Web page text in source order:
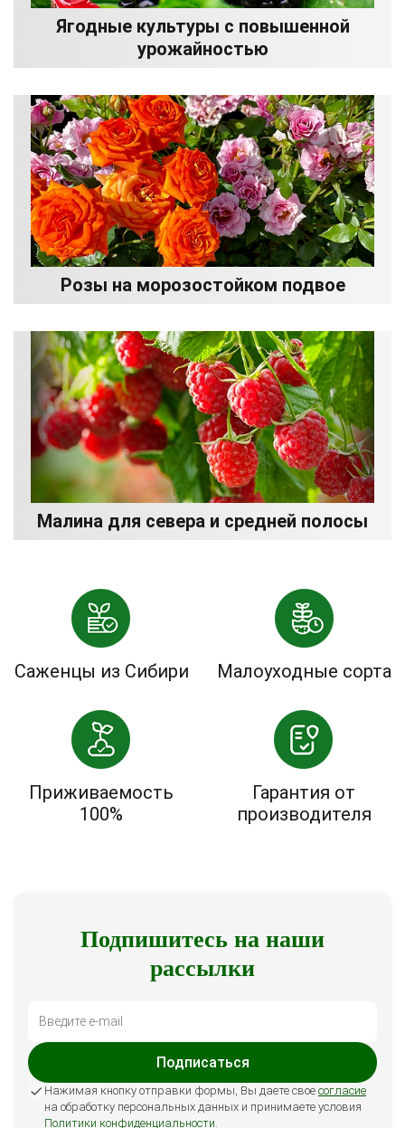
Ягодные культуры с повышенной
урожайностью
Розы на морозостойком подвое
Малина для севера и средней полосы
Саженцы из Сибири Малоуходные сорта
Приживаемость
100%
Гарантия от
производителя
Подпишитесь на наши
рассылки
Подписаться
Нажимая кнопку отправки формы, Вы даете свое согласие
на обработку персональных данных и принимаете условия
Политики конфиденциальности.